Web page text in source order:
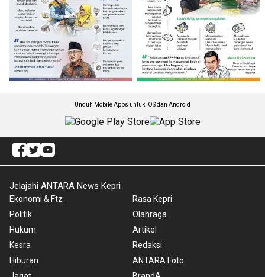
Unduh Mobile Apps untuk iOS dan Android
Jelajahi ANTARA News Kepri
Ekonomi & Ftz
Politik
Hukum
Kesra
Hiburan
Rasa Kepri
Olahraga
Artikel
Redaksi
ANTARA Foto